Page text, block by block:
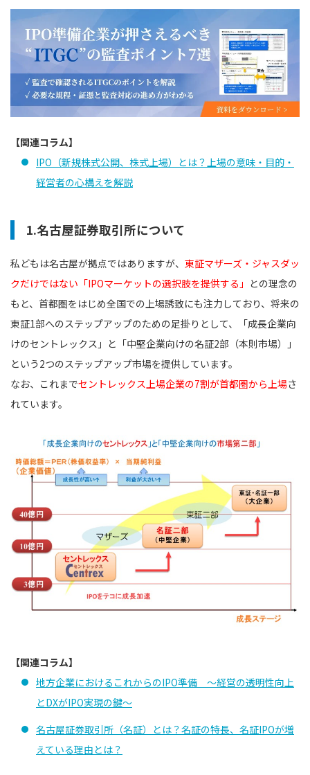
【関連コラム】
IPO（新規株式公開、株式上場）とは？上場の意味・目的・
経営者の心構えを解説
1.名古屋証券取引所について
私どもは名古屋が拠点ではありますが、 東証マザーズ・ジャスダッ
クだけではない「IPOマーケットの選択肢を提供する」 との理念の
もと、首都圏をはじめ全国での上場誘致にも注力しており、将来の
東証1部へのステップアップのための足掛りとして、「成長企業向
けのセントレックス」と「中堅企業向けの名証2部（本則市場）」
という2つのステップアップ市場を提供しています。
なお、これまでセントレックス上場企業の7割が首都圏から上場さ
れています。
【関連コラム】
地方企業におけるこれからのIPO準備 ～経営の透明性向上
とDXがIPO実現の鍵～
名古屋証券取引所（名証）とは？名証の特長、名証IPOが増
えている理由とは？